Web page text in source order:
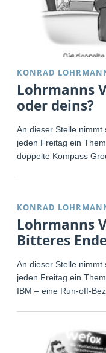
KONRAD
Lohrmanns
oder deins?
An dieser Stelle
jeden Freitag ein
doppelte Kompass
KONRAD
Lohrmanns
Bitteres
An dieser Stelle
jeden Freitag ein
IBM – eine Run-off-